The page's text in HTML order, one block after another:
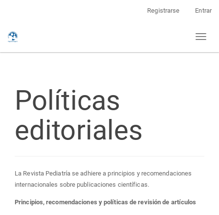
Registrarse Entrar
Toggle
Políticas
editoriales
La Revista Pediatría se adhiere a principios y recomendaciones
internacionales sobre publicaciones científicas.
Principios, recomendaciones y políticas de revisión de artículos